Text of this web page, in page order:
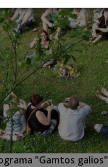
"Gamtos galios"